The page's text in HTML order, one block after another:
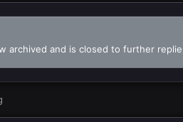
archived and is closed to further